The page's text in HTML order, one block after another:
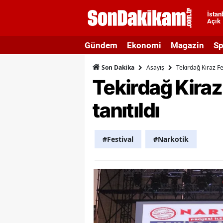
Açık
Gündem Ekonomi Magazin
Son Dakika Asayiş Tekirdağ Kiraz
Tekirdağ
tanıtıldı
#Festival #Narkotik